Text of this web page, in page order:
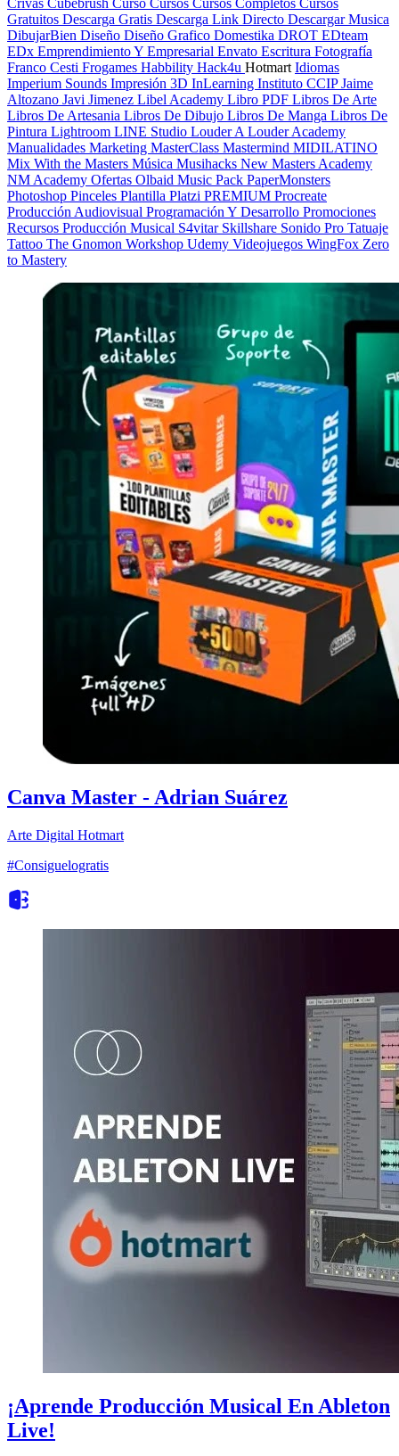
Gratuitos Descarga Gratis Descarga Link Directo Descargar Musica
DibujarBien Diseño Diseño Grafico Domestika DROT EDteam
EDx Emprendimiento Y Empresarial Envato Escritura Fotografía
Franco Cesti Frogames Habbility Hack4u Hotmart Idiomas
Imperium Sounds Impresión 3D InLearning Instituto CCIPJaime
Altozano Javi Jimenez Libel Academy Libro PDF Libros De Arte
Libros De Artesania Libros De Dibujo Libros De Manga Libros De
Pintura Lightroom LINE Studio Louder A Louder Academy
Manualidades Marketing MasterClass Mastermind MIDILATINO
Mix With the Masters Música Musihacks New Masters Academy
NM Academy Ofertas Olbaid Music Pack PaperMonsters
Photoshop Pinceles Plantilla Platzi PREMIUM Procreate
Producción Audiovisual Programación Y Desarrollo Promociones
Recursos Producción Musical S4vitar Skillshare Sonido Pro Tatuaje
Tattoo The Gnomon Workshop Udemy Videojuegos WingFox Zero
to Mastery
Canva Master - Adrian Suárez
Arte Digital Hotmart
#Consiguelogratis
¡Aprende Producción Musical En Ableton
Live!